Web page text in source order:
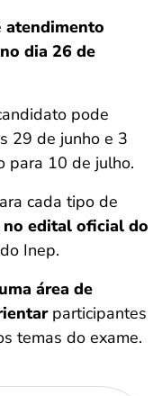
atendimento
dia 26 de
pode
29 de junho e 3
para 10 de julho.
cada tipo de
edital oficial do
Inep.
área de
participantes
temas do exame.